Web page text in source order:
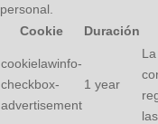
personal.
Cookie
Duración
cookielawinfo-
checkbox-
advertisement
1 year